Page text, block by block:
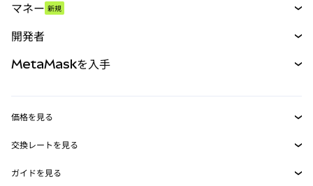
パーペチュアル
RWA
マネー 新規
開発者
MetaMask Connect
Snaps
MetaMaskを入手
セキュリティ
価格を見る
イーサリアムの価格
Solanaの価格
交換レートを見る
ETH→USD
ガイドを見る